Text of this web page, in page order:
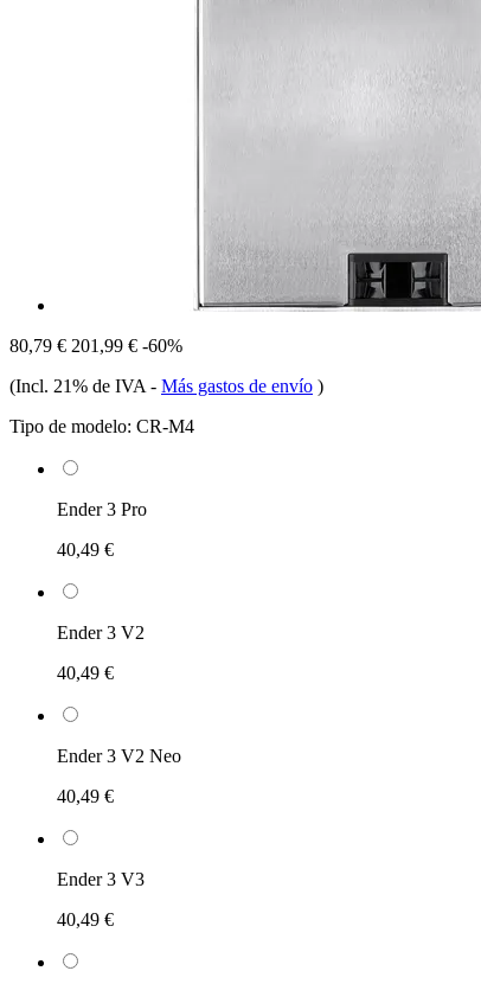
80,79 € 201,99 € -60%
(Incl. 21% de IVA - Más gastos de envío )
Tipo de modelo: CR-M4
Ender 3 Pro
40,49 €
Ender 3 V2
40,49 €
Ender 3 V2 Neo
40,49 €
Ender 3 V3
40,49 €